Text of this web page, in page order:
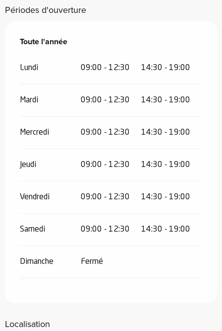
Périodes d'ouverture
Toute l'année
Toute l'année
Lundi 09:00 - 12:30 14:30 - 19:00
Mardi 09:00 - 12:30 14:30 - 19:00
Mercredi 09:00 - 12:30 14:30 - 19:00
Jeudi 09:00 - 12:30 14:30 - 19:00
Vendredi 09:00 - 12:30 14:30 - 19:00
Samedi 09:00 - 12:30 14:30 - 19:00
Dimanche Fermé
Localisation